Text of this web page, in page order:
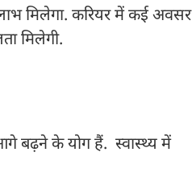
मिलेगा. करियर में कई अवसर
मिलेगी.
बढ़ने के योग हैं. स्वास्थ्य में